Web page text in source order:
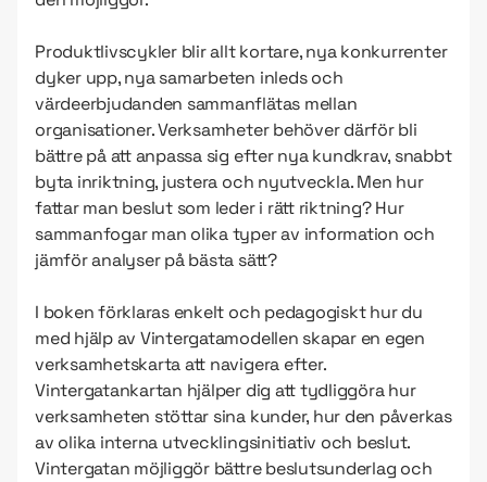
Produktlivscykler blir allt kortare, nya konkurrenter
dyker upp, nya samarbeten inleds och
värdeerbjudanden sammanflätas mellan
organisationer. Verksamheter behöver därför bli
bättre på att anpassa sig efter nya kundkrav, snabbt
byta inriktning, justera och nyutveckla. Men hur
fattar man beslut som leder i rätt riktning? Hur
sammanfogar man olika typer av information och
jämför analyser på bästa sätt?
I boken förklaras enkelt och pedagogiskt hur du
med hjälp av Vintergatamodellen skapar en egen
verksamhetskarta att navigera efter.
Vintergatankartan hjälper dig att tydliggöra hur
verksamheten stöttar sina kunder, hur den påverkas
av olika interna utvecklingsinitiativ och beslut.
Vintergatan möjliggör bättre beslutsunderlag och